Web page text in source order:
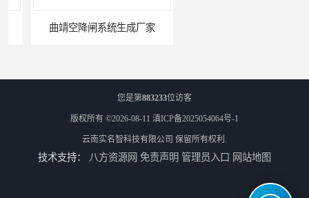
曲靖空降闸系统生成厂家
您是第883233位访客
版权所有 ©2026-08-11 滇ICP备2025054064号-1
云南实名智科技有限公司 保留所有权利.
技术支持： 八方资源网 免责声明 管理员入口 网站地图